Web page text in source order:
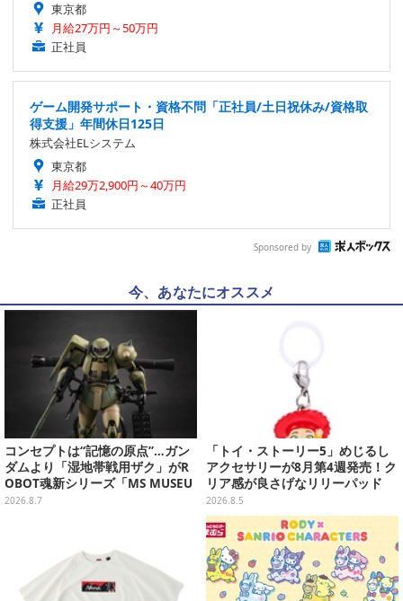
東京都
月給27万円～50万円
正社員
ゲーム開発サポート・資格不問「正社員/土日祝休み/資格取
得支援」年間休日125日
株式会社ELシステム
東京都
月給29万2,900円～40万円
正社員
Sponsored by
今、あなたにオススメ
コンセプトは“記憶の原点”…ガン
ダムより「湿地帯戦用ザク」がR
OBOT魂新シリーズ「MS MUSEU
M」で商品化！博物館イメージの
2026.8.7
「トイ・ストーリー5」めじるし
アクセサリーが8月第4週発売！ク
リア感が良さげなリリーパッド
や、ジェシーなど全5種ラインナ
ップ
2026.8.5